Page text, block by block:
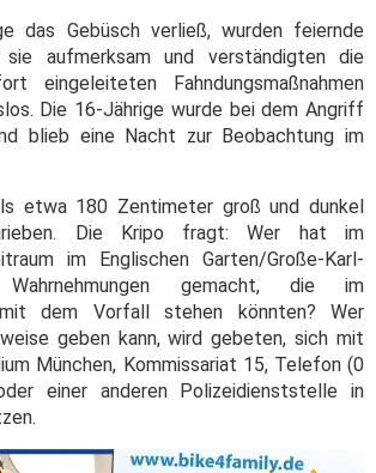
das Gebüsch verließ, wurden feiernde
aufmerksam und verständigten die
eingeleiteten Fahndungsmaßnahmen
Die 16-Jährige wurde bei dem Angriff
blieb eine Nacht zur Beobachtung im
etwa 180 Zentimeter groß und dunkel
Die Kripo fragt: Wer hat im
im Englischen Garten/Große-Karl-
Wahrnehmungen gemacht, die im
mit dem Vorfall stehen könnten? Wer
geben kann, wird gebeten, sich mit
München, Kommissariat 15, Telefon (0
einer anderen Polizeidienststelle in